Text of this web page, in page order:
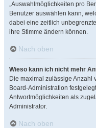
„Auswahlmöglichkeiten pro
Benutzer auswählen kann,
dabei eine zeitlich
ihre Stimme ändern können.
Nach oben
Wieso kann ich nicht mehr
Die maximal zulässige Anzahl
Board-Administration
Antwortmöglichkeiten als
Administrator.
Nach oben